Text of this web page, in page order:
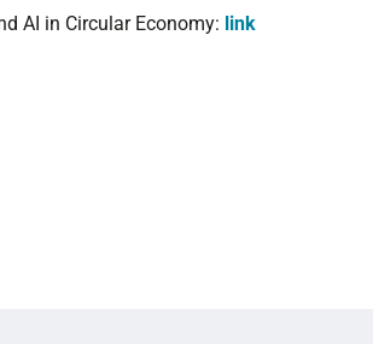
AI in Circular Economy: link